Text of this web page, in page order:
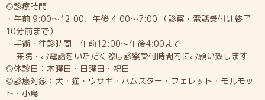
◎診療時間
・午前 9:00～12:00、午後 4:00～7:00 （診察・電話受付は終了
10分前まで）
・手術・往診時間 午前12:00～午後4:00まで
来院・お電話をいただく際は診察受付時間内にお願い致します
◎休診日：木曜日・日曜日・祝日
◎診療対象：犬・猫・ウサギ・ハムスター・フェレット・モルモッ
ト・小鳥